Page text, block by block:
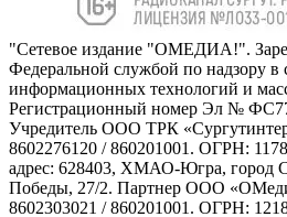
"Сетевое издание "ОМЕДИА!".
Федеральной службой по надзору в
информационных технологий и
Регистрационный номер Эл №
Учредитель ООО ТРК
8602276120 / 860201001. ОГРН:
адрес: 628403, ХМАО-Югра, город
Победы, 27/2. Партнер ООО
8602303021 / 860201001. ОГРН: